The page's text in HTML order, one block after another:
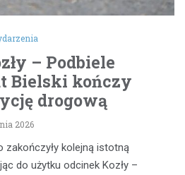
– Podbiele
Bielski kończy
drogową
2026
zakończyły kolejną istotną
do użytku odcinek Kozły –